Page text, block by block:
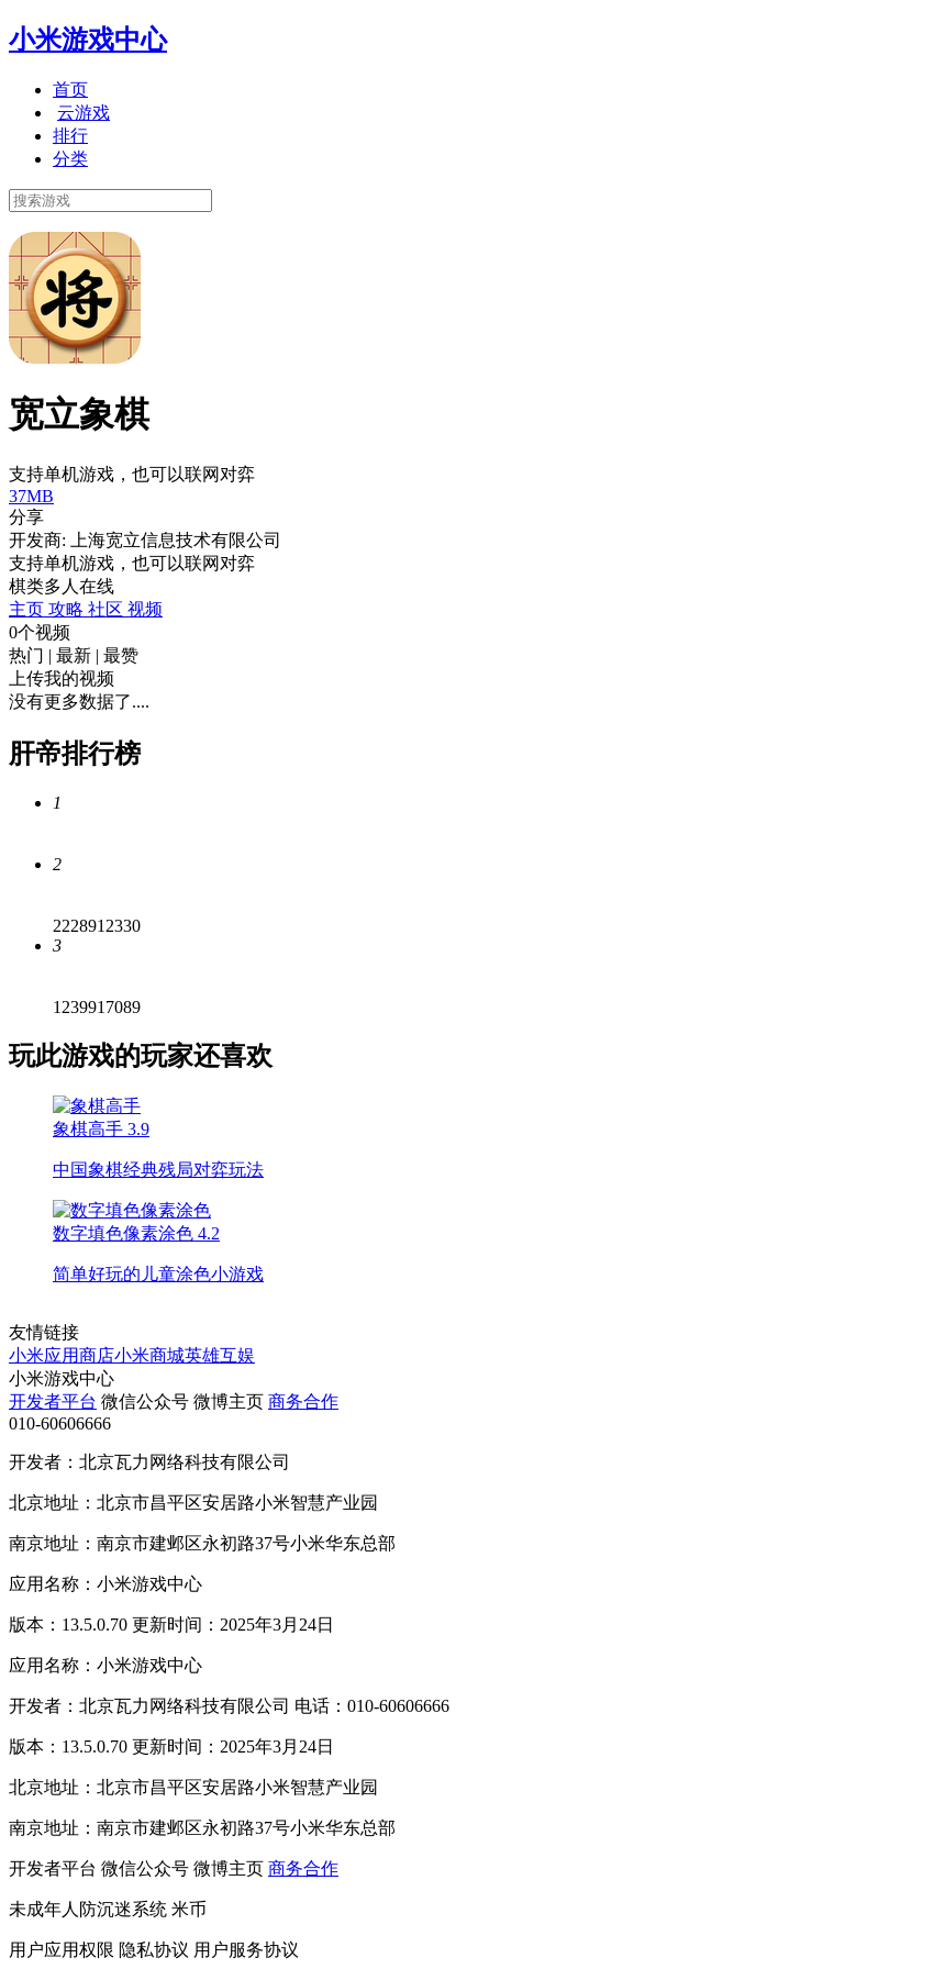
小米游戏中心
首页
云游戏
排行
分类
宽立象棋
支持单机游戏，也可以联网对弈
37MB
分享
开发商: 上海宽立信息技术有限公司
支持单机游戏，也可以联网对弈
棋类多人在线
主页 攻略 社区 视频
0个视频
热门 | 最新 | 最赞
上传我的视频
没有更多数据了....
肝帝排行榜
1
2
2228912330
3
1239917089
玩此游戏的玩家还喜欢
象棋高手 3.9
中国象棋经典残局对弈玩法
数字填色像素涂色 4.2
简单好玩的儿童涂色小游戏
友情链接
小米应用商店小米商城英雄互娱
小米游戏中心
开发者平台 微信公众号 微博主页 商务合作
010-60606666
开发者：北京瓦力网络科技有限公司
北京地址：北京市昌平区安居路小米智慧产业园
南京地址：南京市建邺区永初路37号小米华东总部
应用名称：小米游戏中心
版本：13.5.0.70 更新时间：2025年3月24日
应用名称：小米游戏中心
开发者：北京瓦力网络科技有限公司 电话：010-60606666
版本：13.5.0.70 更新时间：2025年3月24日
北京地址：北京市昌平区安居路小米智慧产业园
南京地址：南京市建邺区永初路37号小米华东总部
开发者平台 微信公众号 微博主页 商务合作
未成年人防沉迷系统 米币
用户应用权限 隐私协议 用户服务协议